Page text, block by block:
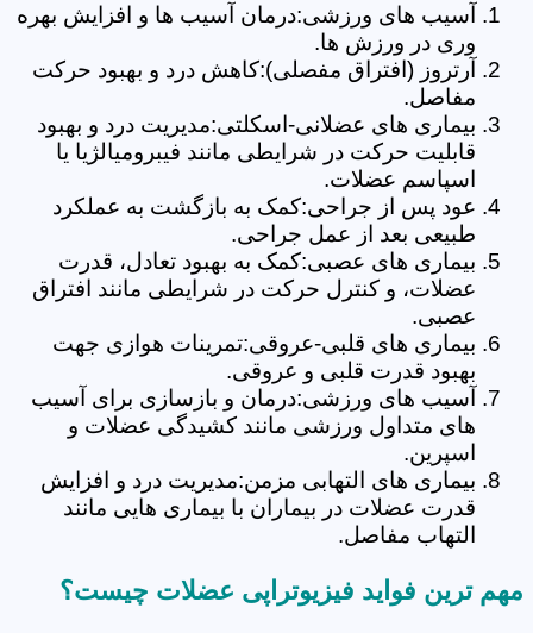
آسیب های ورزشی:درمان آسیب ها و افزایش بهره
وری در ورزش ها.
آرتروز (افتراق مفصلی):کاهش درد و بهبود حرکت
مفاصل.
بیماری های عضلانی-اسکلتی:مدیریت درد و بهبود
قابلیت حرکت در شرایطی مانند فیبرومیالژیا یا
اسپاسم عضلات.
عود پس از جراحی:کمک به بازگشت به عملکرد
طبیعی بعد از عمل جراحی.
بیماری های عصبی:کمک به بهبود تعادل، قدرت
عضلات، و کنترل حرکت در شرایطی مانند افتراق
عصبی.
بیماری های قلبی-عروقی:تمرینات هوازی جهت
بهبود قدرت قلبی و عروقی.
آسیب های ورزشی:درمان و بازسازی برای آسیب
های متداول ورزشی مانند کشیدگی عضلات و
اسپرین.
بیماری های التهابی مزمن:مدیریت درد و افزایش
قدرت عضلات در بیماران با بیماری هایی مانند
التهاب مفاصل.
مهم ترین فواید فیزیوتراپی عضلات چیست؟